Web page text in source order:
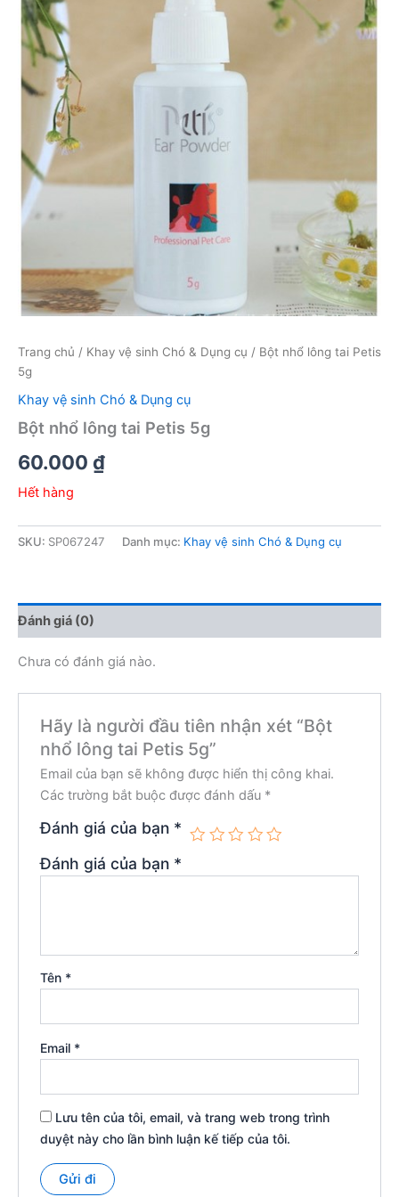
Trang chủ / Khay vệ sinh Chó & Dụng cụ / Bột nhổ lông tai Petis
5g
Khay vệ sinh Chó & Dụng cụ
Bột nhổ lông tai Petis 5g
60.000 ₫
Hết hàng
SKU: SP067247 Danh mục: Khay vệ sinh Chó & Dụng cụ
Đánh giá (0)
Chưa có đánh giá nào.
Hãy là người đầu tiên nhận xét “Bột
nhổ lông tai Petis 5g”
Email của bạn sẽ không được hiển thị công khai.
Các trường bắt buộc được đánh dấu *
Đánh giá của bạn *
Đánh giá của bạn *
Tên *
Email *
Lưu tên của tôi, email, và trang web trong trình
duyệt này cho lần bình luận kế tiếp của tôi.